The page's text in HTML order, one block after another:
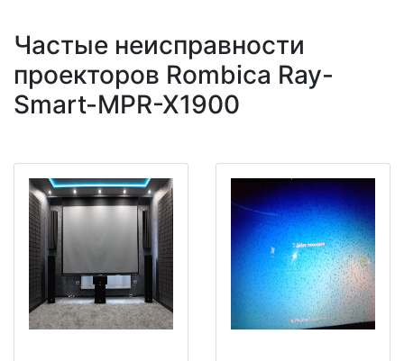
Частые неисправности
проекторов Rombica Ray-
Smart-MPR-X1900